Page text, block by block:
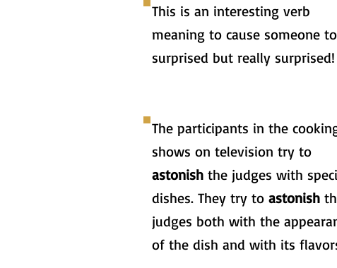
This is an interesting verb
meaning to cause someone
surprised but really surprised!
The participants in the
shows on television try to
astonish the judges with
dishes. They try to astonish
judges both with the
of the dish and with its